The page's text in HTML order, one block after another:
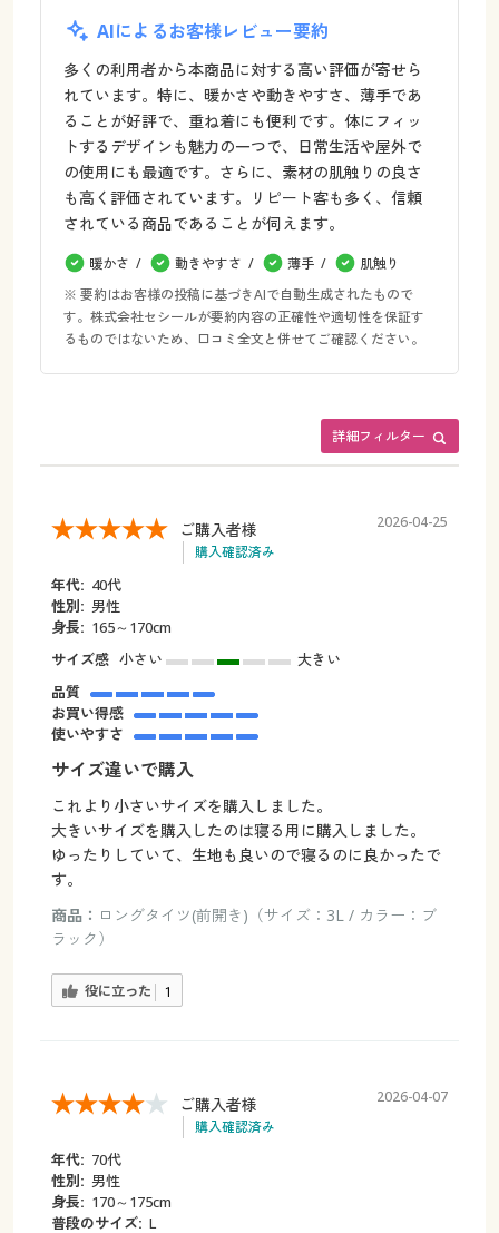
AIによるお客様レビュー要約
多くの利用者から本商品に対する高い評価が寄せら
れています。特に、暖かさや動きやすさ、薄手であ
ることが好評で、重ね着にも便利です。体にフィッ
トするデザインも魅力の一つで、日常生活や屋外で
の使用にも最適です。さらに、素材の肌触りの良さ
も高く評価されています。リピート客も多く、信頼
されている商品であることが伺えます。
暖かさ 動きやすさ 薄手
肌触り
※ 要約はお客様の投稿に基づきAIで自動生成されたもので
す。株式会社セシールが要約内容の正確性や適切性を保証す
るものではないため、口コミ全文と併せてご確認ください。
詳細フィルター
ご購入者様
購入確認済み
2026-04-25
年代: 40代
性別: 男性
身長: 165～170cm
サイズ感 小さい
大きい
品質
お買い得感
使いやすさ
サイズ違いで購入
これより小さいサイズを購入しました。
大きいサイズを購入したのは寝る用に購入しました。
ゆったりしていて、生地も良いので寝るのに良かったで
す。
商品： ロングタイツ(前開き)（サイズ：3L / カラー：ブ
ラック）
役に立った 1
ご購入者様
購入確認済み
2026-04-07
年代: 70代
性別: 男性
身長: 170～175cm
普段のサイズ: L